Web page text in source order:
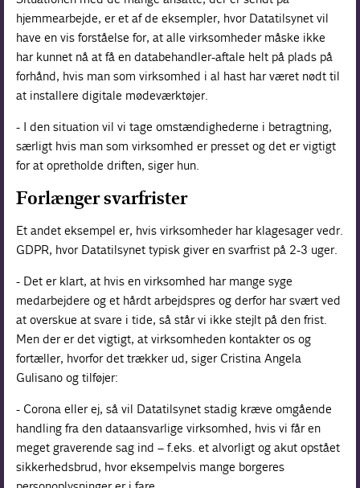
hjemmearbejde, er et af de eksempler, hvor Datatilsynet vil
have en vis forståelse for, at alle virksomheder måske ikke
har kunnet nå at få en databehandler-aftale helt på plads på
forhånd, hvis man som virksomhed i al hast har været nødt til
at installere digitale mødeværktøjer.
- I den situation vil vi tage omstændighederne i betragtning,
særligt hvis man som virksomhed er presset og det er vigtigt
for at opretholde driften, siger hun.
Forlænger svarfrister
Et andet eksempel er, hvis virksomheder har klagesager vedr.
GDPR, hvor Datatilsynet typisk giver en svarfrist på 2-3 uger.
- Det er klart, at hvis en virksomhed har mange syge
medarbejdere og et hårdt arbejdspres og derfor har svært ved
at overskue at svare i tide, så står vi ikke stejlt på den frist.
Men der er det vigtigt, at virksomheden kontakter os og
fortæller, hvorfor det trækker ud, siger Cristina Angela
Gulisano og tilføjer:
- Corona eller ej, så vil Datatilsynet stadig kræve omgående
handling fra den dataansvarlige virksomhed, hvis vi får en
meget graverende sag ind – f.eks. et alvorligt og akut opstået
sikkerhedsbrud, hvor eksempelvis mange borgeres